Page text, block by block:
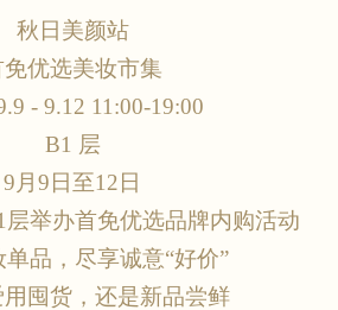
秋日美颜站
免优选美妆市集
- 9.12 11:00-19:00
B1 层
9月9日至12日
层举办首免优选品牌内购活动
单品，尽享诚意“好价”
囤货，还是新品尝鲜